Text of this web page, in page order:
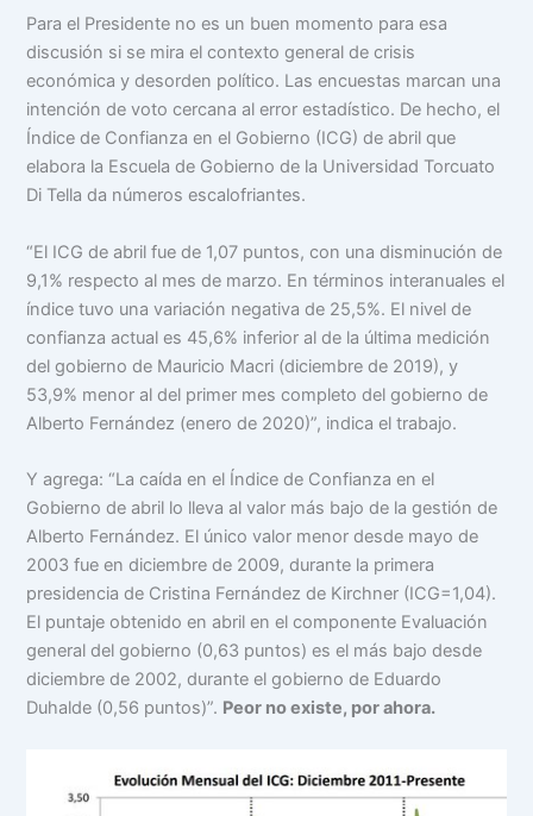
Para el Presidente no es un buen momento para esa
discusión si se mira el contexto general de crisis
económica y desorden político. Las encuestas marcan una
intención de voto cercana al error estadístico. De hecho, el
Índice de Confianza en el Gobierno (ICG) de abril que
elabora la Escuela de Gobierno de la Universidad Torcuato
Di Tella da números escalofriantes.
“El ICG de abril fue de 1,07 puntos, con una disminución de
9,1% respecto al mes de marzo. En términos interanuales el
índice tuvo una variación negativa de 25,5%. El nivel de
confianza actual es 45,6% inferior al de la última medición
del gobierno de Mauricio Macri (diciembre de 2019), y
53,9% menor al del primer mes completo del gobierno de
Alberto Fernández (enero de 2020)”, indica el trabajo.
Y agrega: “La caída en el Índice de Confianza en el
Gobierno de abril lo lleva al valor más bajo de la gestión de
Alberto Fernández. El único valor menor desde mayo de
2003 fue en diciembre de 2009, durante la primera
presidencia de Cristina Fernández de Kirchner (ICG=1,04).
El puntaje obtenido en abril en el componente Evaluación
general del gobierno (0,63 puntos) es el más bajo desde
diciembre de 2002, durante el gobierno de Eduardo
Duhalde (0,56 puntos)”. Peor no existe, por ahora.